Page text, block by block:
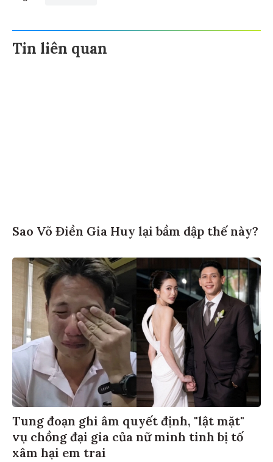
Tin liên quan
Sao Võ Điền Gia Huy lại bầm dập thế này?
Tung đoạn ghi âm quyết định, "lật mặt"
vụ chồng đại gia của nữ minh tinh bị tố
xâm hại em trai